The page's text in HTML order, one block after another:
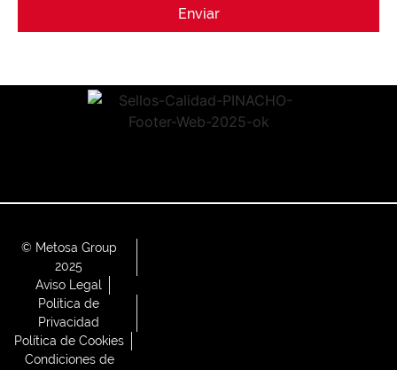
Enviar
© Metosa Group
2025
Aviso Legal
Política de
Privacidad
Política de Cookies
Condiciones de